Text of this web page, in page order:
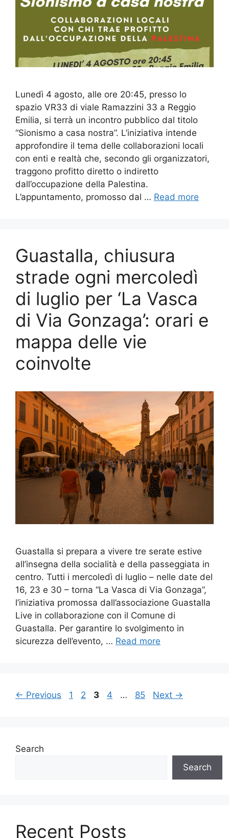
Lunedì 4 agosto, alle ore 20:45, presso lo
spazio VR33 di viale Ramazzini 33 a Reggio
Emilia, si terrà un incontro pubblico dal titolo
“Sionismo a casa nostra”. L’iniziativa intende
approfondire il tema delle collaborazioni locali
con enti e realtà che, secondo gli organizzatori,
traggono profitto diretto o indiretto
dall’occupazione della Palestina.
L’appuntamento, promosso dal … Read more
Guastalla, chiusura
strade ogni mercoledì
di luglio per ‘La Vasca
di Via Gonzaga’: orari e
mappa delle vie
coinvolte
Guastalla si prepara a vivere tre serate estive
all’insegna della socialità e della passeggiata in
centro. Tutti i mercoledì di luglio – nelle date del
16, 23 e 30 – torna “La Vasca di Via Gonzaga”,
l’iniziativa promossa dall’associazione Guastalla
Live in collaborazione con il Comune di
Guastalla. Per garantire lo svolgimento in
sicurezza dell’evento, … Read more
← Previous Page
1 Page
2 Page
3 Page
4 … Page
85 Next →
Search
Search
Recent Posts